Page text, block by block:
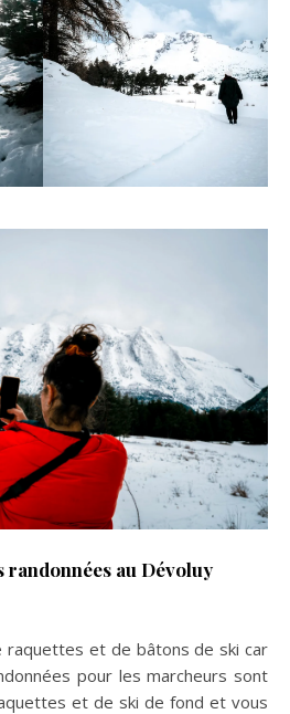
au Dévoluy
raquettes et de bâtons de ski car
pour les marcheurs sont
et de ski de fond et vous